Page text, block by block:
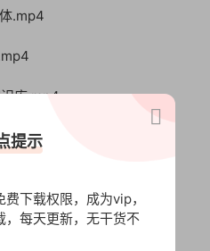
.mp4
库.mp4
力.mp4
.mp4
.mp4
提示
下载权限，成为vip，
，每天更新，无干货不